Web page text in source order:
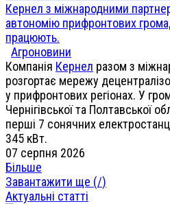
Кернел з міжнародними
автономію прифронтових
працюють.
Агроновини
Компанія Кернел разом з
розгортає мережу
у прифронтових регіонах. У
Чернігівської та Полтавської
перші 7 сонячних
345 кВт.
07 серпня 2026
Більше
Завантажити ще (/)
Актуальні статті